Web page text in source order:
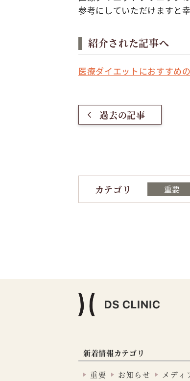
参考にしていただけますと幸
紹介された記事へ
医療ダイエットにおすすめ
過去の記事
カテゴリ 重要
新着情報カテゴリ
重要 お知らせ メディ